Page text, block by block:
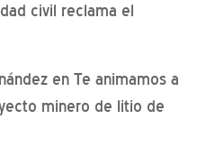
civil reclama el
en Te animamos a
minero de litio de